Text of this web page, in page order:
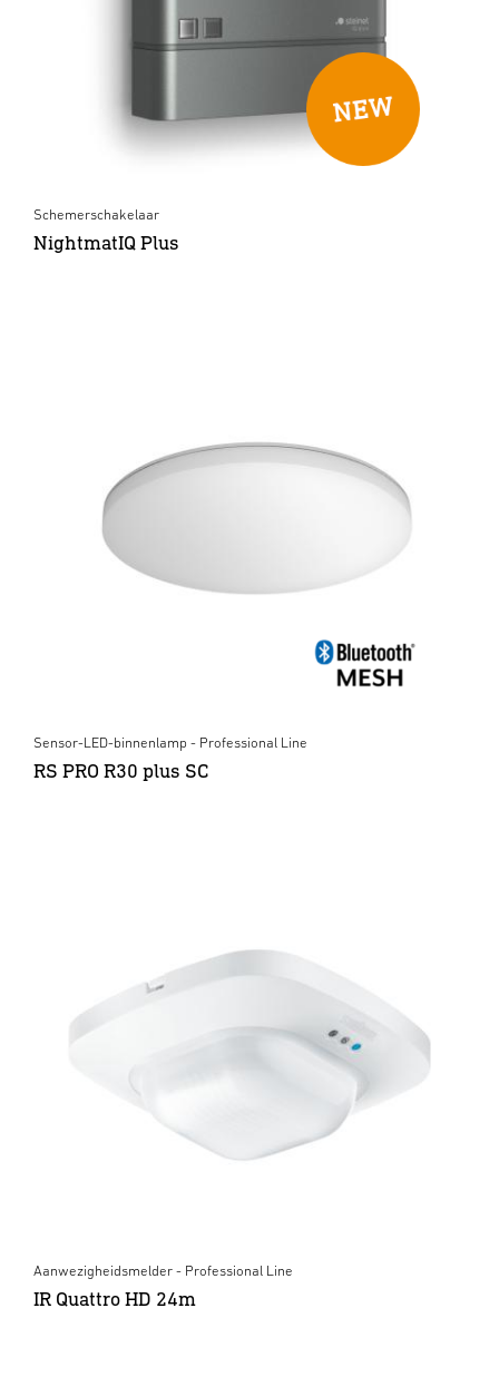
Schemerschakelaar
NightmatIQ Plus
Sensor-LED-binnenlamp - Professional Line
RS PRO R30 plus SC
Aanwezigheidsmelder - Professional Line
IR Quattro HD 24m